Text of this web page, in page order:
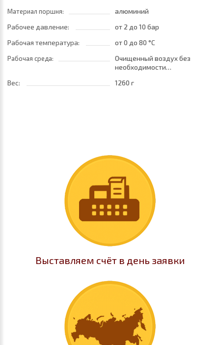
Материал поршня:
алюминий
Рабочее давление:
от 2 до 10 бар
Рабочая температура:
от 0 до 80 °C
Рабочая среда:
Очищенный воздух без
необходимости
установка центробежного
Вес: 1260 г
Выставляем счёт в день заявки